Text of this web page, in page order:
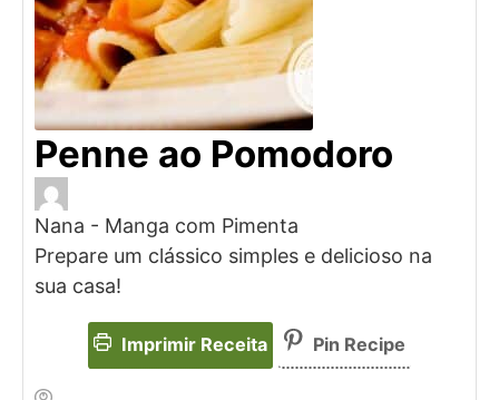
Penne ao Pomodoro
Nana - Manga com Pimenta
Prepare um clássico simples e delicioso na
sua casa!
Imprimir Receita Pin Recipe